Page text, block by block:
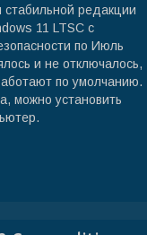
редакции
11 LTSC с
по Июль
и не отключалось,
по умолчанию.
можно установить